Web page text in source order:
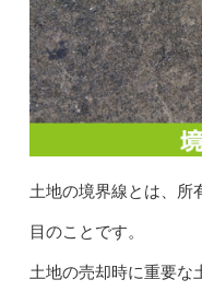
土地の境界線とは、所
目のことです。
土地の売却時に重要な